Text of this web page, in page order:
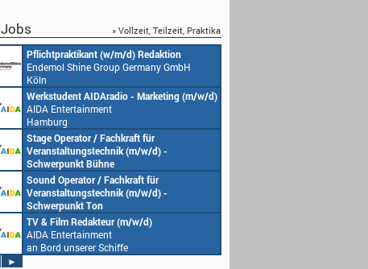
Jobs » Vollzeit, Teilzeit, Praktika
Pflichtpraktikant (w/m/d) Redaktion
Endemol Shine Group Germany GmbH
Köln
Werkstudent AIDAradio - Marketing (m/w/d)
AIDA Entertainment
Hamburg
Stage Operator / Fachkraft für
Veranstaltungstechnik (m/w/d) -
Schwerpunkt Bühne
AIDA Entertainment
an Bord unserer Schiffe
Sound Operator / Fachkraft für
Veranstaltungstechnik (m/w/d) -
Schwerpunkt Ton
AIDA Entertainment
an Bord unserer Schiffe
TV & Film Redakteur (m/w/d)
AIDA Entertainment
an Bord unserer Schiffe
►